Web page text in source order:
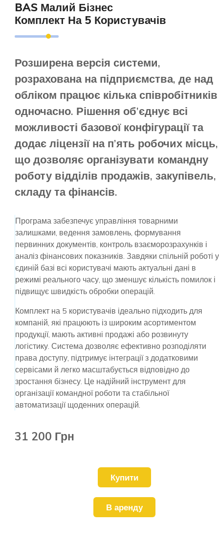
BAS Малий Бізнес
Комплект На 5 Користувачів
Розширена версія системи,
розрахована на підприємства, де над
обліком працює кілька співробітників
одночасно. Рішення об’єднує всі
можливості базової конфігурації та
додає ліцензії на п’ять робочих місць,
що дозволяє організувати командну
роботу відділів продажів, закупівель,
складу та фінансів.
Програма забезпечує управління товарними
залишками, ведення замовлень, формування
первинних документів, контроль взаєморозрахунків і
аналіз фінансових показників. Завдяки спільній роботі у
єдиній базі всі користувачі мають актуальні дані в
режимі реального часу, що зменшує кількість помилок і
підвищує швидкість обробки операцій.
Комплект на 5 користувачів ідеально підходить для
компаній, які працюють із широким асортиментом
продукції, мають активні продажі або розвинуту
логістику. Система дозволяє ефективно розподіляти
права доступу, підтримує інтеграції з додатковими
сервісами й легко масштабується відповідно до
зростання бізнесу. Це надійний інструмент для
організації командної роботи та стабільної
автоматизації щоденних операцій.
31 200 Грн
Купити
В аренду